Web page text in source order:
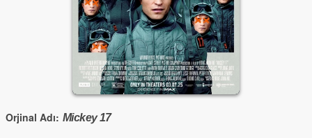
Orjinal Adı: Mickey 17